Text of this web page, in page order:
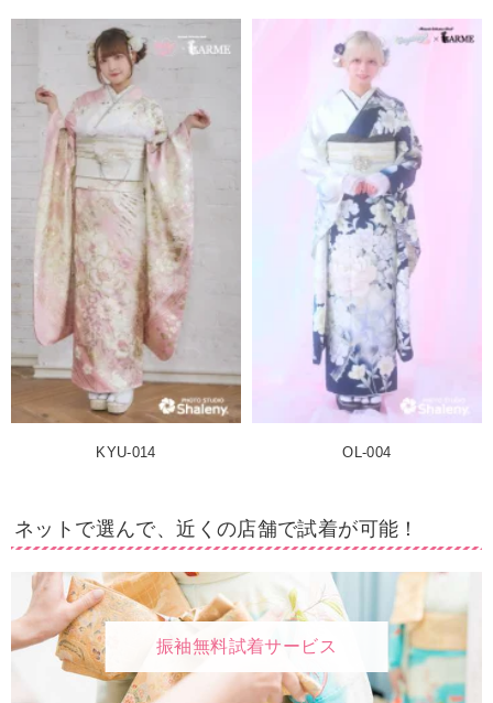
KYU-014 OL-004
ネットで選んで、近くの店舗で試着が可能！
振袖無料試着サービス